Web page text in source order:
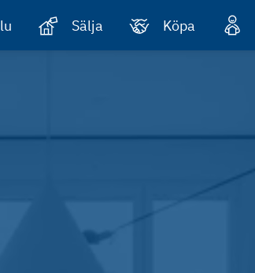
Sälja Köpa